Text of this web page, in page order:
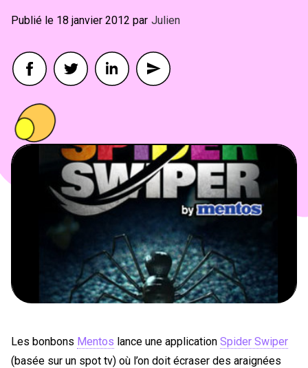
JEUX-VIDÉO
PEOPLE
FOOD
BONS PLANS
SOUTENEZ KULTT
18 janvier 2012 By Julien
Les bonbons Mentos lance une application Spider Swiper
(basée sur un spot tv) où l’on doit écraser des araignées